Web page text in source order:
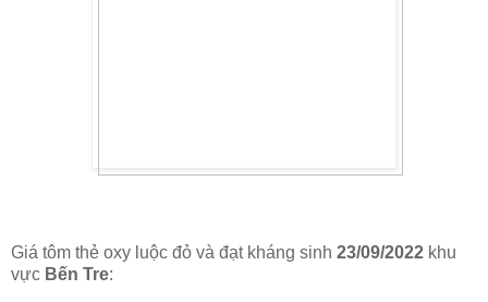
Giá tôm thẻ oxy luộc đỏ và đạt kháng sinh 23/09/2022 khu
vực Bến Tre: